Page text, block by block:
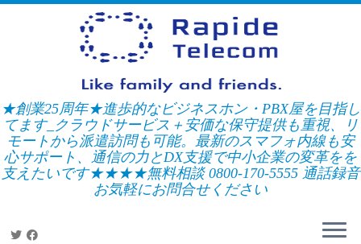
Skip
★創業25周年★進歩的なビジネスホン・PBX屋を目指し
てます_クラウドサービス＋安価な保守提供も重視、リ
モートから派遣訪問も可能。最新のスマフォ内線も安
心サポート、通信の力とDX支援で中小企業の変革をを
支えたいです★★★★無料相談 0800-170-5555 通話録音
お気軽にお問合せください